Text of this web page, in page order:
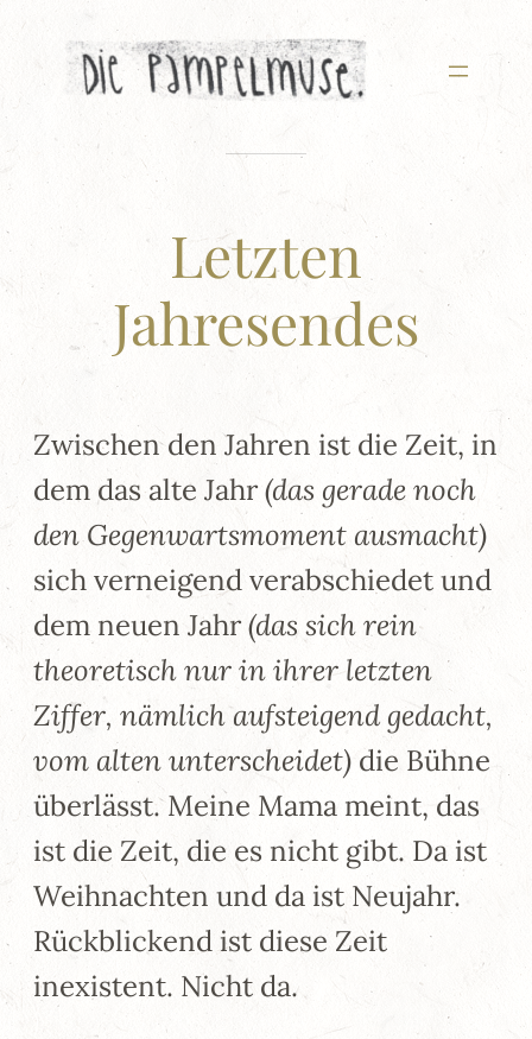
Zum
Inhalt
Letzten
Jahresendes
Zwischen den Jahren ist die Zeit, in
dem das alte Jahr(das gerade noch
den Gegenwartsmoment ausmacht)
sich verneigend verabschiedet und
dem neuen Jahr(das sich rein
theoretisch nur in ihrer letzten
Ziffer, nämlich aufsteigend gedacht,
vom alten unterscheidet) die Bühne
überlässt. Meine Mama meint, das
ist die Zeit, die es nicht gibt. Da ist
Weihnachten und da ist Neujahr.
Rückblickend ist diese Zeit
inexistent. Nicht da.